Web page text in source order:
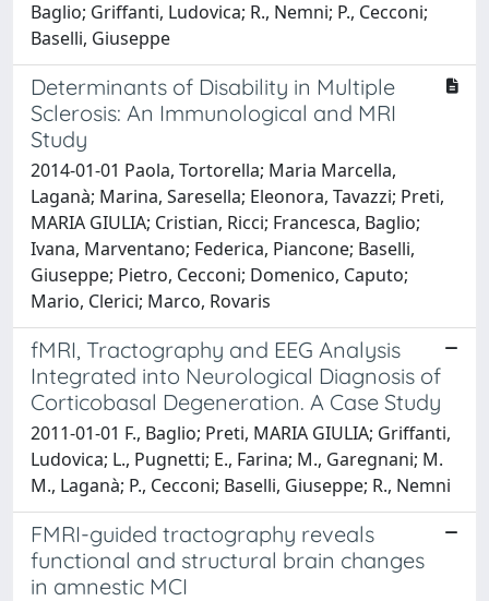
Baglio; Griffanti, Ludovica; R., Nemni; P., Cecconi;
Baselli, Giuseppe
Determinants of Disability in Multiple
Sclerosis: An Immunological and MRI
Study
2014-01-01 Paola, Tortorella; Maria Marcella,
Laganà; Marina, Saresella; Eleonora, Tavazzi; Preti,
MARIA GIULIA; Cristian, Ricci; Francesca, Baglio;
Ivana, Marventano; Federica, Piancone; Baselli,
Giuseppe; Pietro, Cecconi; Domenico, Caputo;
Mario, Clerici; Marco, Rovaris
fMRI, Tractography and EEG Analysis
Integrated into Neurological Diagnosis of
Corticobasal Degeneration. A Case Study
2011-01-01 F., Baglio; Preti, MARIA GIULIA; Griffanti,
Ludovica; L., Pugnetti; E., Farina; M., Garegnani; M.
M., Laganà; P., Cecconi; Baselli, Giuseppe; R., Nemni
FMRI-guided tractography reveals
functional and structural brain changes
in amnestic MCI